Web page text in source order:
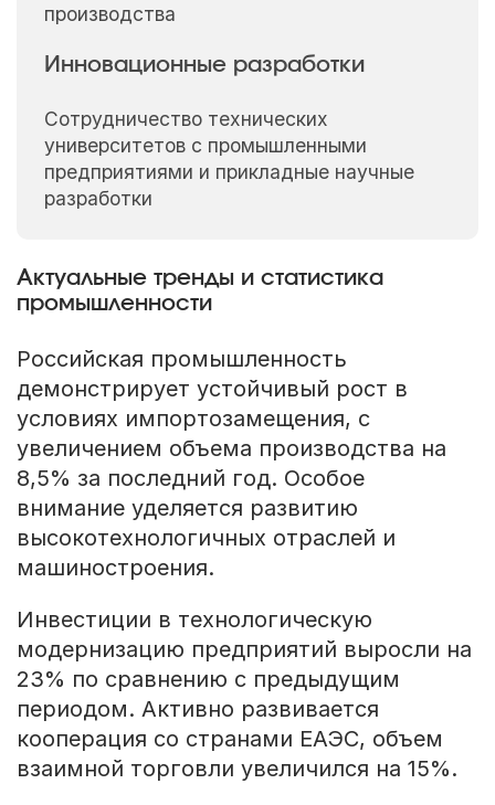
производства
Инновационные разработки
Сотрудничество технических
университетов с промышленными
предприятиями и прикладные научные
разработки
Актуальные тренды и статистика
промышленности
Российская промышленность
демонстрирует устойчивый рост в
условиях импортозамещения, с
увеличением объема производства на
8,5% за последний год. Особое
внимание уделяется развитию
высокотехнологичных отраслей и
машиностроения.
Инвестиции в технологическую
модернизацию предприятий выросли на
23% по сравнению с предыдущим
периодом. Активно развивается
кооперация со странами ЕАЭС, объем
взаимной торговли увеличился на 15%.